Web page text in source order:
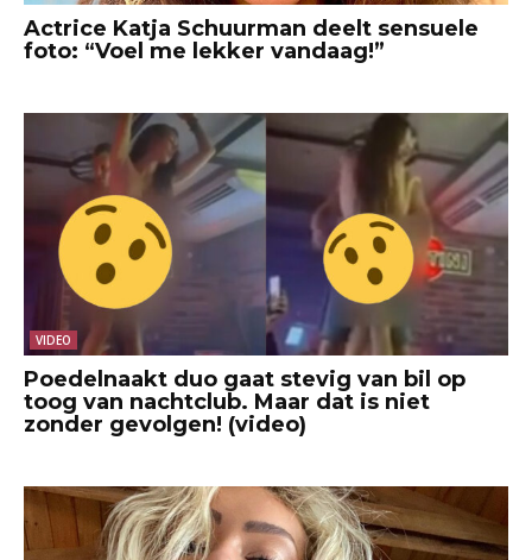
Actrice Katja Schuurman deelt sensuele
foto: “Voel me lekker vandaag!”
VIDEO
Poedelnaakt duo gaat stevig van bil op
toog van nachtclub. Maar dat is niet
zonder gevolgen! (video)